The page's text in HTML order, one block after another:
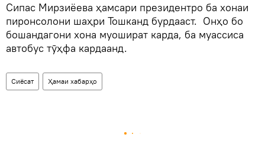
Сипас Мирзиёева ҳамсари президентро ба хонаи
пиронсолони шаҳри Тошканд бурдааст. Онҳо бо
бошандагони хона муошират карда, ба муассиса
автобус тӯҳфа кардаанд.
Сиёсат Ҳамаи хабарҳо